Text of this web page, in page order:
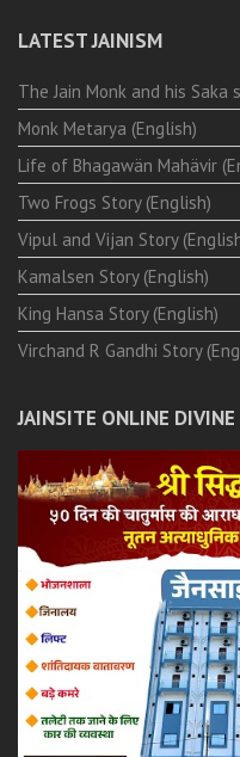
LATEST JAINISM
The Jain Monk and his Saka
Monk Metarya (English)
Life of Bhagawän Mahävir
Two Frogs Story (English)
Vipul and Vijan Story
Kamalsen Story (English)
King Hansa Story (English)
Virchand R Gandhi Story
JAINSITE ONLINE